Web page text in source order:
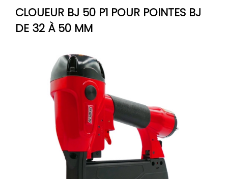
CLOUEUR BJ 50 P1 POUR POINTES BJ
DE 32 À 50 MM